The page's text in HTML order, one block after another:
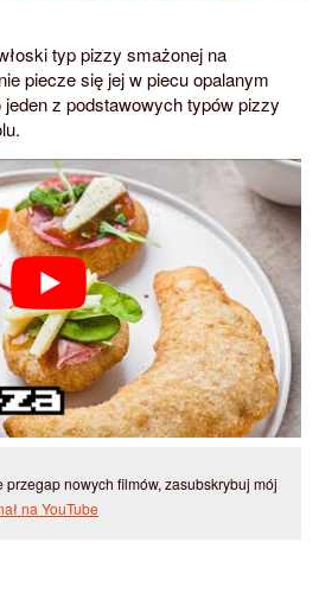
typ pizzy smażonej na
piecze się jej w piecu opalanym
z podstawowych typów pizzy
przegap nowych filmów, zasubskrybuj mój
na YouTube